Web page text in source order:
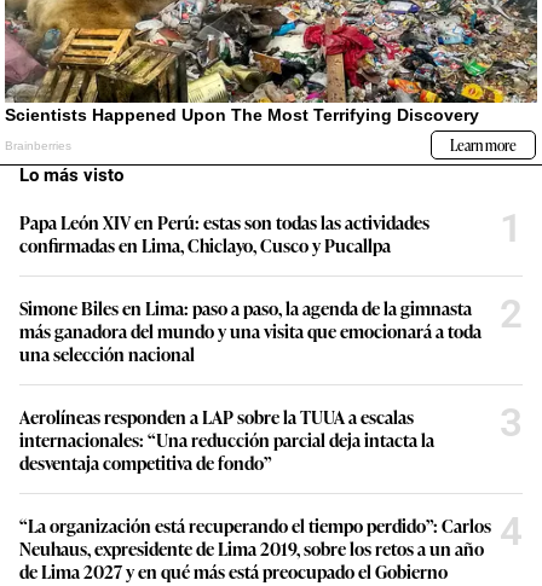
Lo más visto
Papa León XIV en Perú: estas son todas las actividades
confirmadas en Lima, Chiclayo, Cusco y Pucallpa
1
Simone Biles en Lima: paso a paso, la agenda de la gimnasta
más ganadora del mundo y una visita que emocionará a toda
una selección nacional
2
Aerolíneas responden a LAP sobre la TUUA a escalas
internacionales: “Una reducción parcial deja intacta la
desventaja competitiva de fondo”
3
“La organización está recuperando el tiempo perdido”: Carlos
Neuhaus, expresidente de Lima 2019, sobre los retos a un año
de Lima 2027 y en qué más está preocupado el Gobierno
4